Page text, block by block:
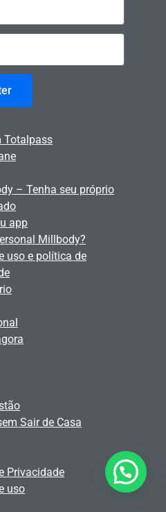
Totalpass
– Tenha seu próprio
app
Millbody?
uso e política de
Sair de Casa
Privacidade
uso